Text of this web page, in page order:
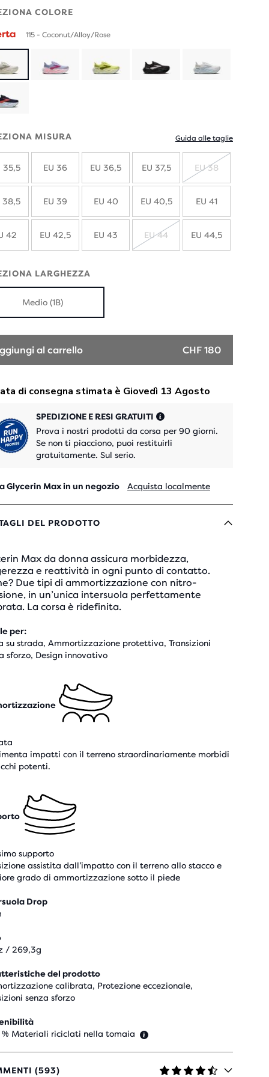
COLORE
115 - Coconut/Alloy/Rose
MISURA Guida alle taglie
35,5 EU 36 EU 36,5 EU 37,5 EU 38
38,5 EU 39 EU 40 EU 40,5 EU 41
42 EU 42,5 EU 43 EU 44 EU 44,5
LARGHEZZA
Medio (1B)
al carrello CHF 180
SPEDIZIONE E RESI GRATUITI
Prova i nostri prodotti da corsa per 90 giorni.
Se non ti piacciono, puoi restituirli
gratuitamente. Sul serio.
Glycerin Max in un negozio Acquista localmente
DEL PRODOTTO
Max da donna assicura morbidezza,
e reattività in ogni punto di contatto.
Due tipi di ammortizzazione con nitro-
in un’unica intersuola perfettamente
La corsa è ridefinita.
per:
su strada, Ammortizzazione protettiva, Transizioni
sforzo, Design innovativo
impatti con il terreno straordinariamente morbidi
potenti.
supporto
assistita dall’impatto con il terreno allo stacco e
grado di ammortizzazione sotto il piede
Drop
/ 269,3g
del prodotto
calibrata, Protezione eccezionale,
senza sforzo
% Materiali riciclati nella tomaia
(593)